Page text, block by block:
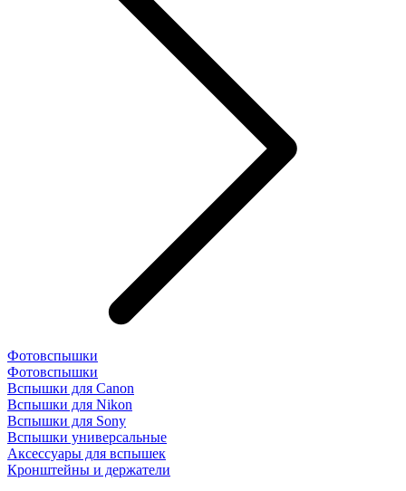
Фотовспышки
Фотовспышки
Вспышки для Canon
Вспышки для Nikon
Вспышки для Sony
Вспышки универсальные
Аксесcуары для вспышек
Кронштейны и держатели